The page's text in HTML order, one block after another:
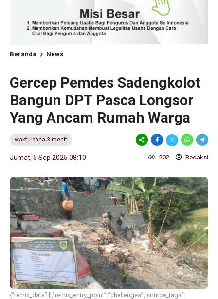
Beranda News
Gercep Pemdes Sadengkolot
Bangun DPT Pasca Longsor
Yang Ancam Rumah Warga
waktu baca 3 menit
Jumat, 5 Sep 2025 08:10 202 Redaksi
{“remix_data”:[],”remix_entry_point”:”challenges”,”source_tags”: